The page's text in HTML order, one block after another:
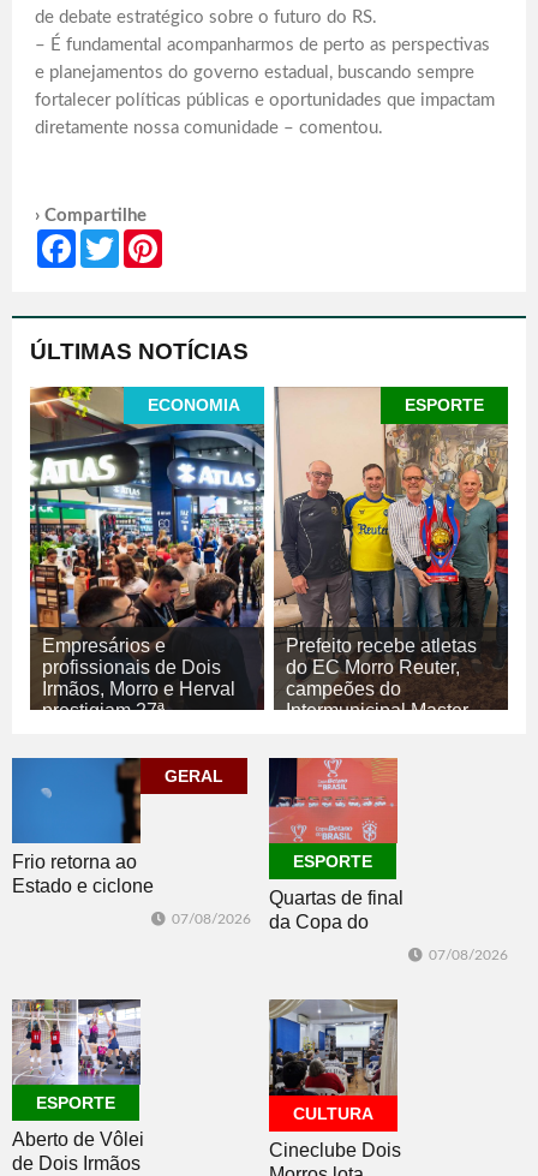
de debate estratégico sobre o futuro do RS.
– É fundamental acompanharmos de perto as perspectivas
e planejamentos do governo estadual, buscando sempre
fortalecer políticas públicas e oportunidades que impactam
diretamente nossa comunidade – comentou.
› Compartilhe
Facebook
Twitter
ÚLTIMAS NOTÍCIAS
ECONOMIA
Empresários e
profissionais de Dois
Irmãos, Morro e Herval
prestigiam 27ª
07/08/2026
ECONOMIA
ESPORTE
Prefeito recebe atletas
do EC Morro Reuter,
campeões do
Intermunicipal Master
07/08/2026
ESPORTE
GERAL
Frio retorna ao
Estado e ciclone
07/08/2026
ESPORTE
Quartas de final
da Copa do
Brasil 2026: veja
do sorteio
07/08/2026
ESPORTE
Aberto de Vôlei
de Dois Irmãos
CULTURA
Cineclube Dois